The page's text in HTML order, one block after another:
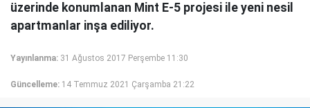
üzerinde konumlanan Mint E-5 projesi ile yeni nesil
apartmanlar inşa ediliyor.
Yayınlanma: 31 Ağustos 2017 Perşembe 11:30
Güncelleme: 14 Temmuz 2021 Çarşamba 21:22